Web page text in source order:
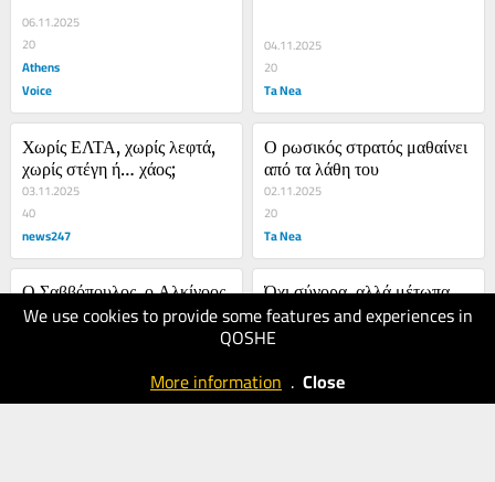
We use cookies to provide some features and experiences in
QOSHE
More information . Close
06.11.2025
20
Athens
Voice
04.11.2025
20
Ta Nea
Χωρίς ΕΛΤΑ, χωρίς λεφτά,
χωρίς στέγη ή… χάος;
03.11.2025
40
news247
Ο ρωσικός στρατός μαθαίνει
από τα λάθη του
02.11.2025
20
Ta Nea
Ο Σαββόπουλος, ο Αλκίνοος
και η τεμπελιά των απόντων
Όχι σύνορα, αλλά μέτωπα
26.10.2025
Ta Nea